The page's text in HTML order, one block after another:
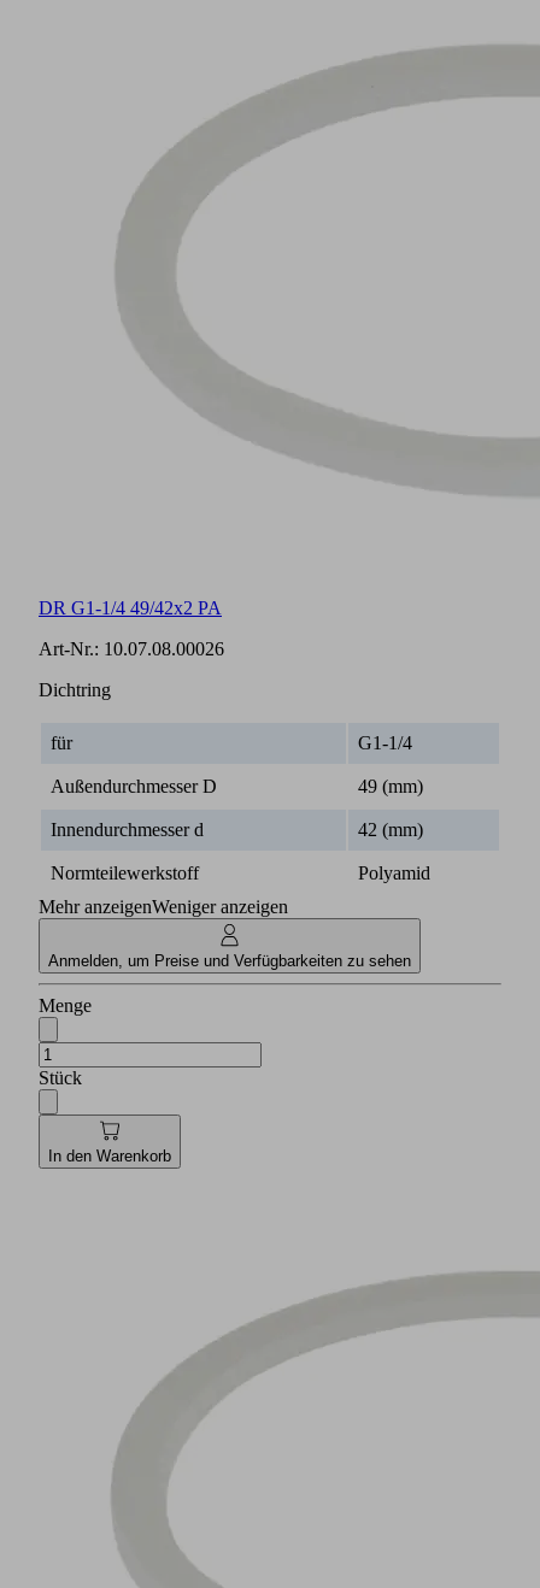
DR G1-1/4 49/42x2 PA
Art-Nr.: 10.07.08.00026
Dichtring
für G1-1/4
Außendurchmesser D 49 (mm)
Innendurchmesser d 42 (mm)
Normteilewerkstoff
Polyamid
Mehr anzeigenWeniger anzeigen
Anmelden, um Preise und Verfügbarkeiten zu sehen
Menge
Stück
In den Warenkorb